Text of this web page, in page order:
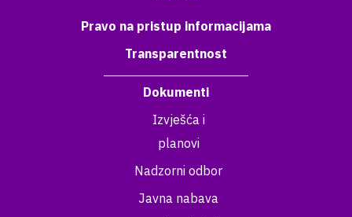
Pravo na pristup informacijama
Transparentnost
Dokumenti
Izvješća i
planovi
Nadzorni odbor
Javna nabava